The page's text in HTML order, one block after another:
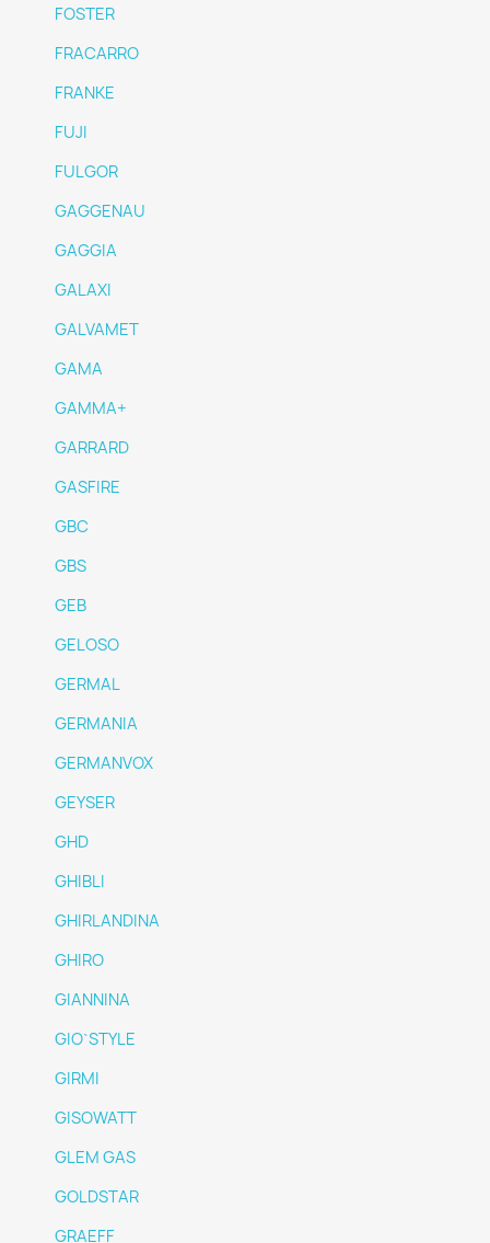
FOSTER
FRACARRO
FRANKE
FUJI
FULGOR
GAGGENAU
GAGGIA
GALAXI
GALVAMET
GAMA
GAMMA+
GARRARD
GASFIRE
GBC
GBS
GEB
GELOSO
GERMAL
GERMANIA
GERMANVOX
GEYSER
GHD
GHIBLI
GHIRLANDINA
GHIRO
GIANNINA
GIO`STYLE
GIRMI
GISOWATT
GLEM GAS
GOLDSTAR
GRAEFF